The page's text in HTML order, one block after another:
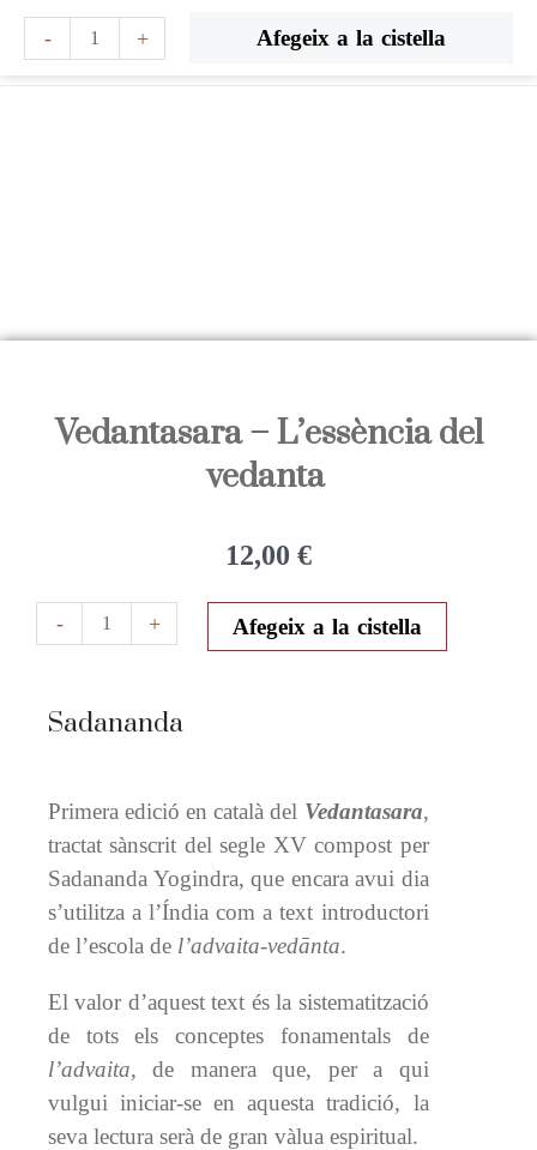
Vés
Vedantasara – L’essència del
vedanta
12,00 €
-
quantitat
de
vedanta
+ Afegeix a la cistella
Sadananda
Primera edició en català del Vedantasara,
tractat sànscrit del segle XV compost per
Sadananda Yogindra, que encara avui dia
s’utilitza a l’Índia com a text introductori
de l’escola de l’advaita-vedānta.
El valor d’aquest text és la sistematització
de tots els conceptes fonamentals de
l’advaita, de manera que, per a qui
vulgui iniciar-se en aquesta tradició, la
seva lectura serà de gran vàlua espiritual.
-
quantitat
+ Afegeix a la cistella